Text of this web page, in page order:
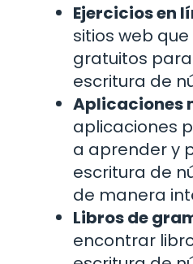
Ejercicios en
sitios web
gratuitos
escritura de
Aplicaciones
aplicaciones
a aprender y
escritura de
de manera
Libros de
encontrar